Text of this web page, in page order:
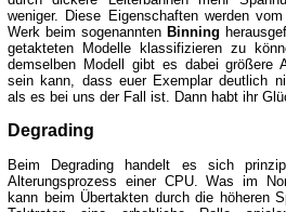
weniger. Diese Eigenschaften werden
Werk beim sogenannten Binning
getakteten Modelle klassifizieren zu
demselben Modell gibt es dabei größere
sein kann, dass euer Exemplar deutlich
als es bei uns der Fall ist. Dann habt ihr
Degrading
Beim Degrading handelt es sich
Alterungsprozess einer CPU. Was im
kann beim Übertakten durch die höheren